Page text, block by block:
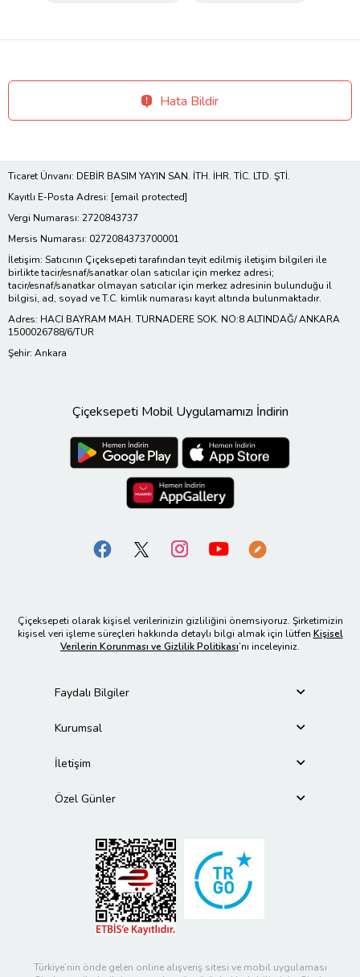
Hata Bildir
Ticaret Ünvanı: DEBİR BASIM YAYIN SAN. İTH. İHR. TİC. LTD. ŞTİ.
Kayıtlı E-Posta Adresi: [email protected]
Vergi Numarası: 2720843737
Mersis Numarası: 0272084373700001
İletişim: Satıcının Çiçeksepeti tarafından teyit edilmiş iletişim bilgileri ile
birlikte tacir/esnaf/sanatkar olan satıcılar için merkez adresi;
tacir/esnaf/sanatkar olmayan satıcılar için merkez adresinin bulunduğu il
bilgisi, ad, soyad ve T.C. kimlik numarası kayıt altında bulunmaktadır.
Adres: HACI BAYRAM MAH. TURNADERE SOK. NO:8 ALTINDAĞ/ ANKARA
1500026788/6/TUR
Şehir: Ankara
Çiçeksepeti Mobil Uygulamamızı İndirin
Çiçeksepeti olarak kişisel verilerinizin gizliliğini önemsiyoruz. Şirketimizin
kişisel veri işleme süreçleri hakkında detaylı bilgi almak için lütfen Kişisel
Verilerin Korunması ve Gizlilik Politikası’nı inceleyiniz.
Faydalı Bilgiler
Kurumsal
İletişim
Özel Günler
Türkiye’nin önde gelen online alışveriş sitesi ve mobil uygulaması